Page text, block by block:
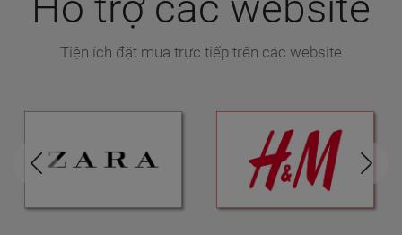
Tiện ích đặt mua trực tiếp trên các website